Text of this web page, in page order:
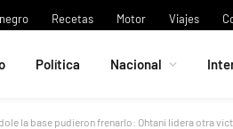
Recetas Motor Viajes
Política Nacional
la base pudieron frenarlo: Ohtani lidera otra